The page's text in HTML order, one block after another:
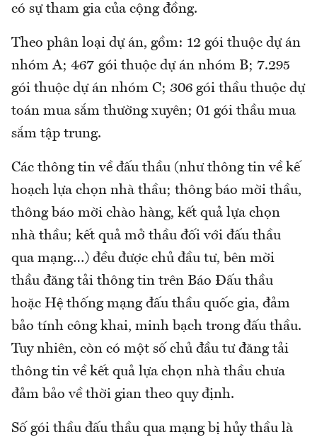
có sự tham gia của cộng đồng.
Theo phân loại dự án, gồm: 12 gói thuộc dự án
nhóm A; 467 gói thuộc dự án nhóm B; 7.295
gói thuộc dự án nhóm C; 306 gói thầu thuộc dự
toán mua sắm thường xuyên; 01 gói thầu mua
sắm tập trung.
Các thông tin về đấu thầu (như thông tin về kế
hoạch lựa chọn nhà thầu; thông báo mời thầu,
thông báo mời chào hàng, kết quả lựa chọn
nhà thầu; kết quả mở thầu đối với đấu thầu
qua mạng…) đều được chủ đầu tư, bên mời
thầu đăng tải thông tin trên Báo Đấu thầu
hoặc Hệ thống mạng đấu thầu quốc gia, đảm
bảo tính công khai, minh bạch trong đấu thầu.
Tuy nhiên, còn có một số chủ đầu tư đăng tải
thông tin về kết quả lựa chọn nhà thầu chưa
đảm bảo về thời gian theo quy định.
Số gói thầu đấu thầu qua mạng bị hủy thầu là